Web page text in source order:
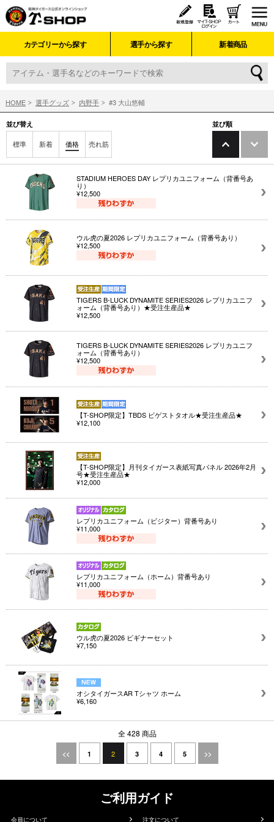
カテゴリーから探す 選手から探す 新着商品
HOME 選手グッズ 内野手 #3 大山悠輔
並び替え
標準 新着 価格 売れ筋
並び順
STADIUM HEROES DAY レプリカユニフォーム（背番号あ
り）
¥12,500
ウル虎の夏2026 レプリカユニフォーム（背番号あり）
¥12,500
TIGERS B-LUCK DYNAMITE SERIES2026 レプリカユニフ
ォーム（背番号あり）★受注生産品★
¥12,500
TIGERS B-LUCK DYNAMITE SERIES2026 レプリカユニフ
ォーム（背番号あり）
¥12,500
【T-SHOP限定】TBDS ビゲストタオル★受注生産品★
¥12,100
【T-SHOP限定】月刊タイガース表紙写真パネル 2026年2月
号★受注生産品★
¥12,000
レプリカユニフォーム（ビジター）背番号あり
¥11,000
レプリカユニフォーム（ホーム）背番号あり
¥11,000
ウル虎の夏2026 ビギナーセット
¥7,150
オシタイガースAR Tシャツ ホーム
¥6,160
全 428 商品
<< 1 2 3 4 5 >>
ご利用ガイド
会員について 注文について